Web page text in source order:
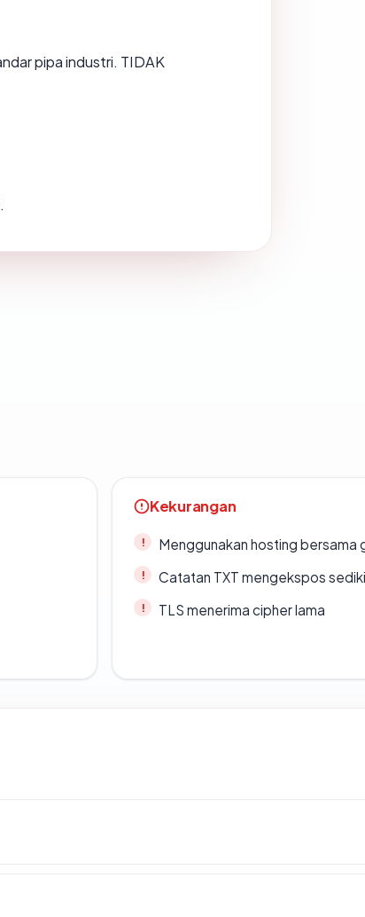
pipa industri. TIDAK
Kekurangan
Menggunakan hosting bersama
Catatan TXT mengekspos
TLS menerima cipher lama